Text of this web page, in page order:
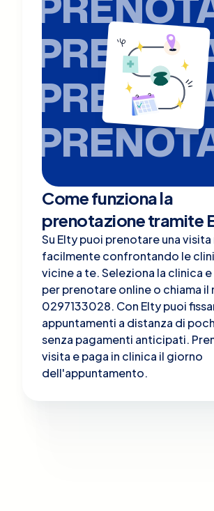
Come funziona la
prenotazione tramite
Su Elty puoi prenotare una
facilmente confrontando le
vicine a te. Seleziona la clinica
per prenotare online o chiama il
0297133028. Con Elty puoi
appuntamenti a distanza di
senza pagamenti anticipati.
visita e paga in clinica il giorno
dell'appuntamento.